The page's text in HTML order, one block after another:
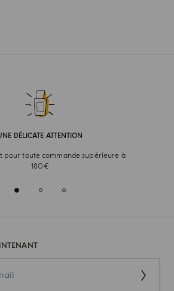
DÉLICATE ATTENTION
pour toute commande supérieure à
180€